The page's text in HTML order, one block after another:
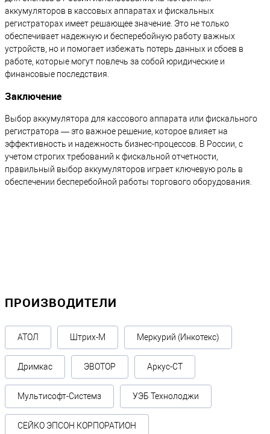
аккумуляторов в кассовых аппаратах и фискальных
регистраторах имеет решающее значение. Это не только
обеспечивает надежную и бесперебойную работу важных
устройств, но и помогает избежать потерь данных и сбоев в
работе, которые могут повлечь за собой юридические и
финансовые последствия.
Заключение
Выбор аккумулятора для кассового аппарата или фискального
регистратора — это важное решение, которое влияет на
эффективность и надежность бизнес-процессов. В России, с
учетом строгих требований к фискальной отчетности,
правильный выбор аккумуляторов играет ключевую роль в
обеспечении бесперебойной работы торгового оборудования.
ПРОИЗВОДИТЕЛИ
АТОЛ Штрих-М Меркурий (Инкотекс)
Дримкас ЭВОТОР Аркус-СТ
Мультисофт-Системз УЭБ Технолоджи
СЕЙКО ЭПСОН КОРПОРАТИОН